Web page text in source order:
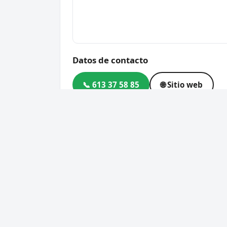
Datos de contacto
📞 613 37 58 85 🌐 Sitio web